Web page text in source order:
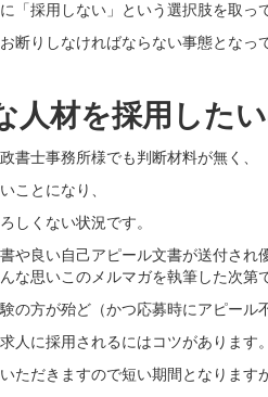
「採用しない」という選択肢を取っ
断りしなければならない事態となっ
人材を採用したい
書士事務所様でも判断材料が無く、
ことになり、
しくない状況です。
や良い自己アピール文書が送付さ
な思いこのメルマガを執筆した次第
の方が殆ど（かつ応募時にアピール
人に採用されるにはコツがあります。
ただきますので短い期間となります